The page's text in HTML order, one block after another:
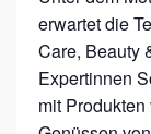
O
N
E
erwartet die
Care, Beauty
Expertinnen
mit